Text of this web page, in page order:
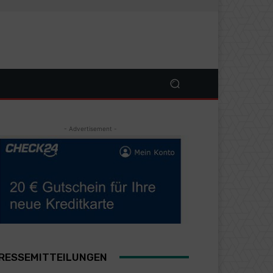
- Advertisement -